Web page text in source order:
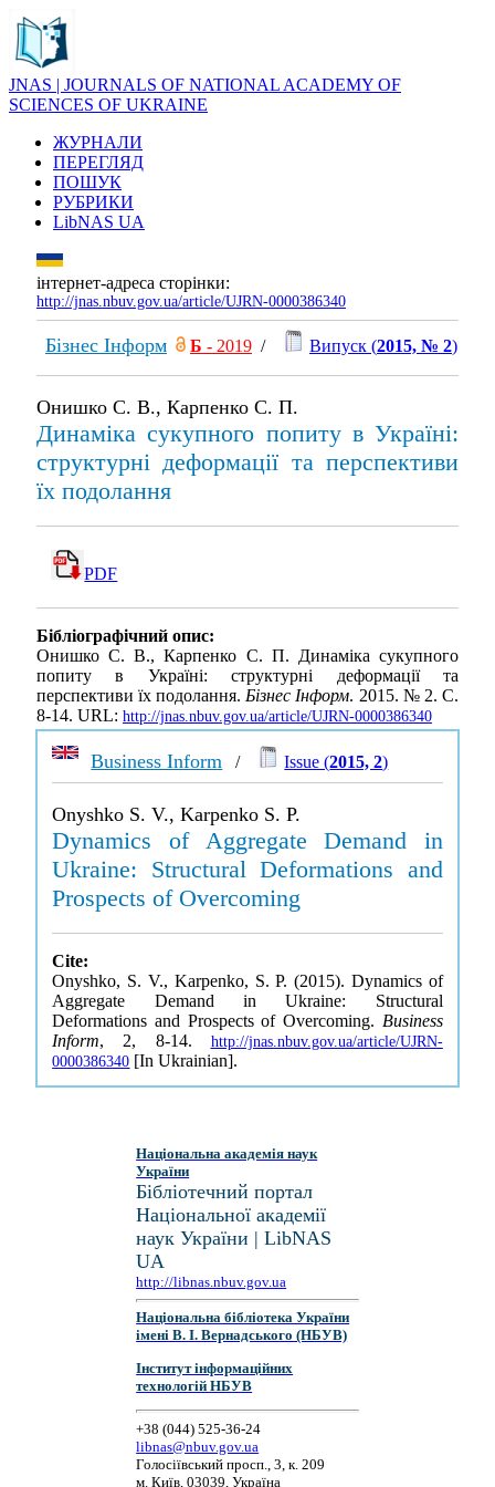
JNAS | JOURNALS OF NATIONAL ACADEMY OF
SCIENCES OF UKRAINE
ЖУРНАЛИ
ПЕРЕГЛЯД
ПОШУК
РУБРИКИ
LibNAS UA
інтернет-адреса сторінки:
http://jnas.nbuv.gov.ua/article/UJRN-0000386340
Бізнес Інформ Б - 2019 / Випуск (2015, № 2)
Онишко С. В., Карпенко С. П.
Динаміка сукупного попиту в Україні:
структурні деформації та перспективи
їх подолання
PDF
Бібліографічний опис:
Онишко С. В., Карпенко С. П. Динаміка сукупного
попиту в Україні: структурні деформації та
перспективи їх подолання.Бізнес Інформ. 2015. № 2. С.
8-14. URL: http://jnas.nbuv.gov.ua/article/UJRN-0000386340
Business Inform / Issue (2015, 2)
Onyshko S. V., Karpenko S. P.
Dynamics of Aggregate Demand in
Ukraine: Structural Deformations and
Prospects of Overcoming
Cite:
Onyshko, S. V., Karpenko, S. P. (2015). Dynamics of
Aggregate Demand in Ukraine: Structural
Deformations and Prospects of Overcoming. Business
Inform, 2, 8-14. http://jnas.nbuv.gov.ua/article/UJRN-
0000386340 [In Ukrainian].
Національна академія наук
України
Бібліотечний портал
Національної академії
наук України | LibNAS
UA
http://libnas.nbuv.gov.ua
Національна бібліотека України
імені В. І. Вернадського (НБУВ)
Інститут інформаційних
технологій НБУВ
+38 (044) 525-36-24
libnas@nbuv.gov.ua
Голосіївський просп., 3, к. 209
м. Київ, 03039, Україна